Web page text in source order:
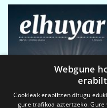
Webgune
Cookieak erabiltzen ditugu
gure trafikoa aztertzeko.